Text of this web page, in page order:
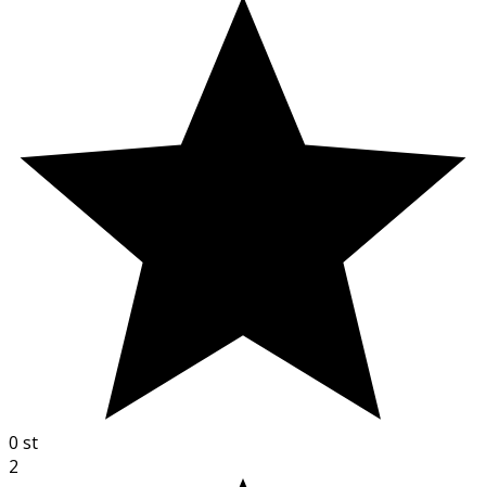
0 st
2